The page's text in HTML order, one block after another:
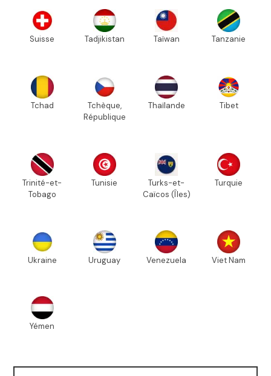
Suisse Tadjikistan Taïwan Tanzanie
Tchad
Tchèque,
République
Thaïlande Tibet
Trinité-et-
Tobago
Tunisie
Turks-et-
Caïcos (Îles)
Turquie
Ukraine Uruguay Venezuela Viet Nam
Yémen